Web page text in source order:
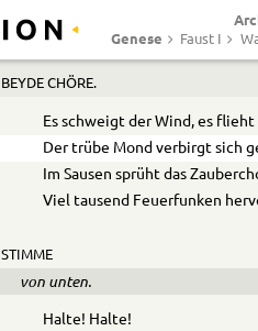
Genese
Faust I
Wir waschen und blank sind wir
Aber auch ewig unfruchtbar.
BEYDE CHÖRE.
Es schweigt der Wind, es flieht
Der trübe Mond verbirgt sich
Im Sausen sprüht das
Viel tausend Feuerfunken
STIMME
von unten.
Halte! Halte!